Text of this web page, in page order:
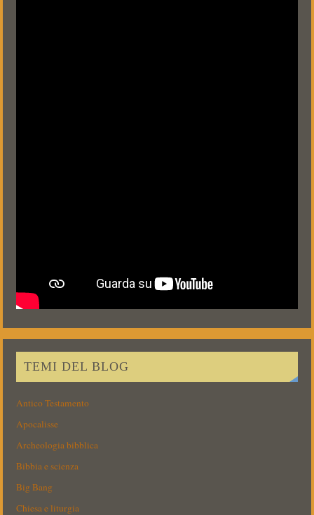
TEMI DEL BLOG
Antico Testamento
Apocalisse
Archeologia bibblica
Bibbia e scienza
Big Bang
Chiesa e liturgia